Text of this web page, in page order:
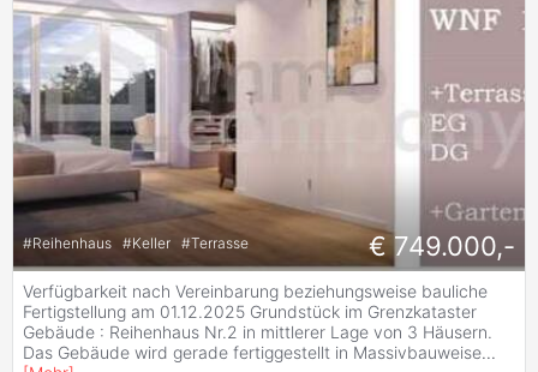
#Reihenhaus #Keller #Terrasse € 749.000,-
Verfügbarkeit nach Vereinbarung beziehungsweise bauliche
Fertigstellung am 01.12.2025 Grundstück im Grenzkataster
Gebäude : Reihenhaus Nr.2 in mittlerer Lage von 3 Häusern.
Das Gebäude wird gerade fertiggestellt in Massivbauweise...